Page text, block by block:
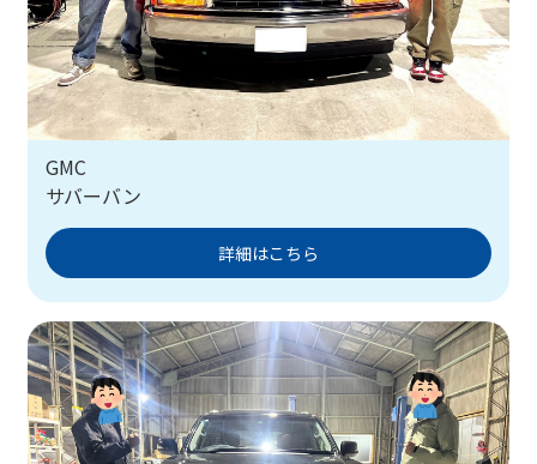
GMC
サバーバン
詳細はこちら